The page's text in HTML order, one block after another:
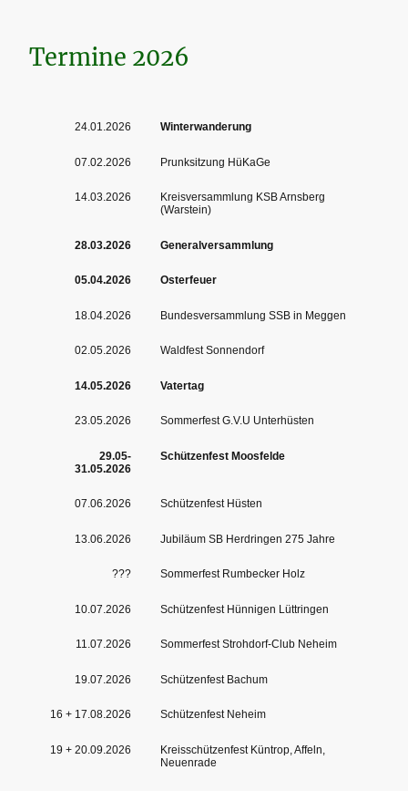
Termine 2026
24.01.2026 Winterwanderung
07.02.2026 Prunksitzung HüKaGe
14.03.2026
Kreisversammlung KSB Arnsberg
(Warstein)
28.03.2026 Generalversammlung
05.04.2026 Osterfeuer
18.04.2026 Bundesversammlung SSB in Meggen
02.05.2026 Waldfest Sonnendorf
14.05.2026 Vatertag
23.05.2026 Sommerfest G.V.U Unterhüsten
29.05-
31.05.2026
Schützenfest Moosfelde
07.06.2026 Schützenfest Hüsten
13.06.2026 Jubiläum SB Herdringen 275 Jahre
??? Sommerfest Rumbecker Holz
10.07.2026 Schützenfest Hünnigen Lüttringen
11.07.2026 Sommerfest Strohdorf-Club Neheim
19.07.2026 Schützenfest Bachum
16 + 17.08.2026 Schützenfest Neheim
19 + 20.09.2026
Kreisschützenfest Küntrop, Affeln,
Neuenrade